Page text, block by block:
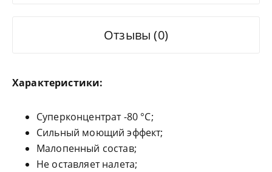
Отзывы (0)
Характеристики:
Cуперконцентрат -80 °С;
Сильный моющий эффект;
Малопенный состав;
Не оставляет налета;